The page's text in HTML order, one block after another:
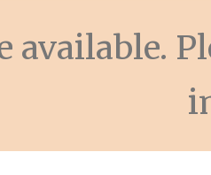
available.